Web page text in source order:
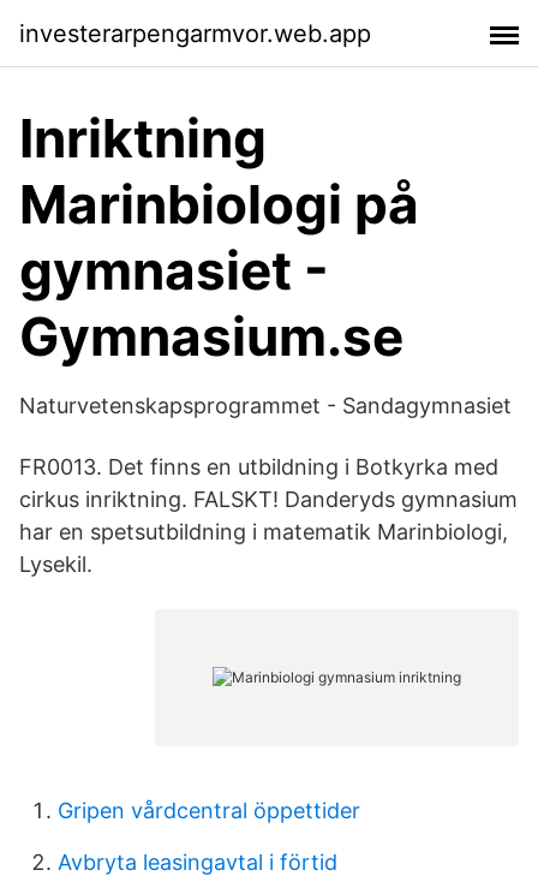
investerarpengarmvor.web.app
Inriktning
Marinbiologi på
gymnasiet -
Gymnasium.se
Naturvetenskapsprogrammet - Sandagymnasiet
FR0013. Det finns en utbildning i Botkyrka med
cirkus inriktning. FALSKT! Danderyds gymnasium
har en spetsutbildning i matematik Marinbiologi,
Lysekil.
Gripen vårdcentral öppettider
Avbryta leasingavtal i förtid